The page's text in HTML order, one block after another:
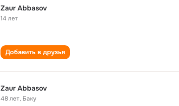
Zaur Abbasov
14 лет
Добавить в друзья
Zaur Abbasov
48 лет, Баку